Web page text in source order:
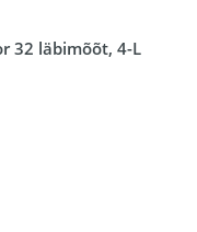
32 läbimõõt, 4-L